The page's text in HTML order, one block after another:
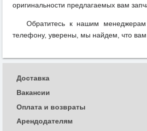
оригинальности предлагаемых вам
Обратитесь к нашим
телефону, уверены, мы найдем, что вам
Доставка
Вакансии
Оплата и возвраты
Арендодателям